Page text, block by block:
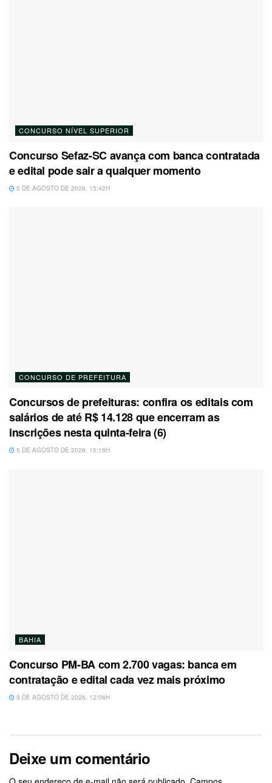
CONCURSO NÍVEL SUPERIOR
Concurso Sefaz-SC avança com banca contratada
e edital pode sair a qualquer momento
5 DE AGOSTO DE 2026, 15:42H
CONCURSO DE PREFEITURA
Concursos de prefeituras: confira os editais com
salários de até R$ 14.128 que encerram as
inscrições nesta quinta-feira (6)
5 DE AGOSTO DE 2026, 15:19H
BAHIA
Concurso PM-BA com 2.700 vagas: banca em
contratação e edital cada vez mais próximo
5 DE AGOSTO DE 2026, 12:06H
Deixe um comentário